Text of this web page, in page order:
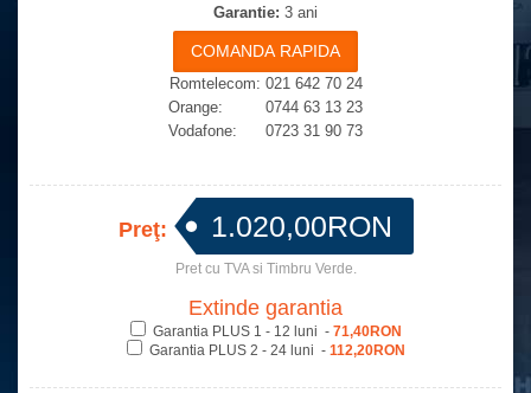
Garantie: 3 ani
Romtelecom: 021 642 70 24
Orange: 0744 63 13 23
Vodafone: 0723 31 90 73
Preţ: 1.020,00RON
Pret cu TVA si Timbru Verde.
Extinde garantia
Garantia PLUS 1 - 12 luni - 71,40RON
Garantia PLUS 2 - 24 luni - 112,20RON